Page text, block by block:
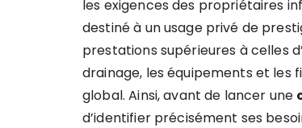
les exigences des propriétaires
destiné à un usage privé de
prestations supérieures à celles
drainage, les équipements et
global. Ainsi, avant de lancer une
d’identifier précisément ses